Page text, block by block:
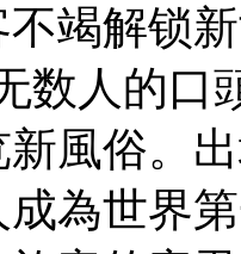
竭解锁
数人的口
新風俗。
成為世界